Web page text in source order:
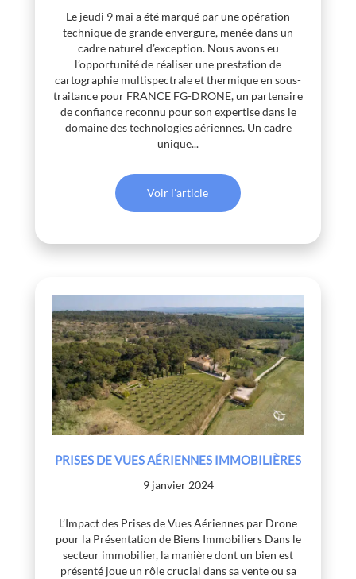
Le jeudi 9 mai a été marqué par une opération
technique de grande envergure, menée dans un
cadre naturel d’exception. Nous avons eu
l’opportunité de réaliser une prestation de
cartographie multispectrale et thermique en sous-
traitance pour FRANCE FG-DRONE, un partenaire
de confiance reconnu pour son expertise dans le
domaine des technologies aériennes. Un cadre
unique...
Voir l'article
PRISES DE VUES AÉRIENNES IMMOBILIÈRES
9 janvier 2024
L’Impact des Prises de Vues Aériennes par Drone
pour la Présentation de Biens Immobiliers Dans le
secteur immobilier, la manière dont un bien est
présenté joue un rôle crucial dans sa vente ou sa